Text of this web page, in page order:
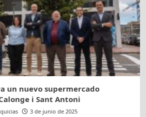
un nuevo supermercado
i Sant Antoni
3 de junio de 2025